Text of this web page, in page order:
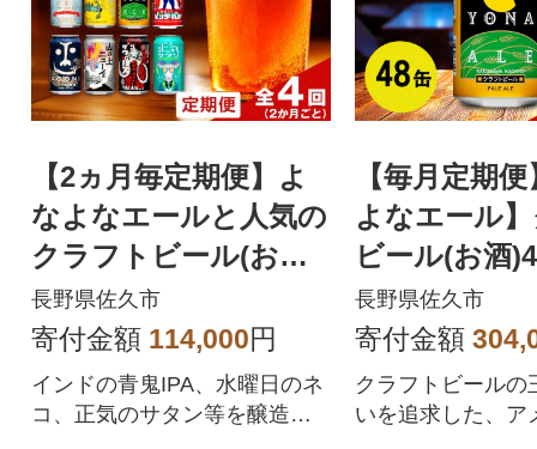
【2ヵ月毎定期便】よ
なよなエールと人気の
クラフトビール(お酒)
8種飲み比べ 350ml×
24本全4回
長野県佐久市
寄付金額 114,000円
インドの青鬼IPA、水曜日のネ
コ、正気のサタン等を醸造す
【毎月定期
よなエール
ビール(お酒
ッホーブル
6回
長野県佐久市
寄付金額
クラフトビールの
いを追求した、ア